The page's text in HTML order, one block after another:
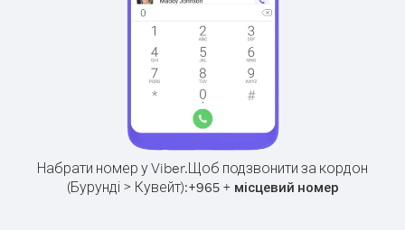
Набрати номер у Viber.Щоб подзвонити за кордон
(Бурунді > Кувейт):+965+ місцевий номер